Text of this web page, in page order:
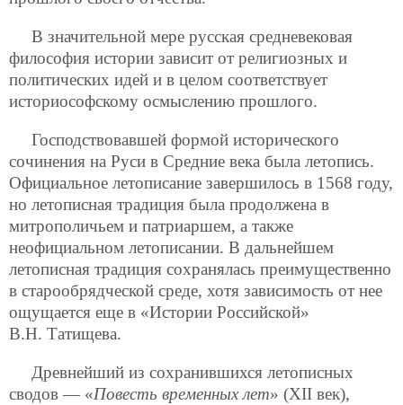
В значительной мере русская средневековая
философия истории зависит от религиозных и
политических идей и в целом соответствует
историософскому осмыслению прошлого.
Господствовавшей формой исторического
сочинения на Руси в Средние века была летопись.
Официальное летописание завершилось в 1568 году,
но летописная традиция была продолжена в
митрополичьем и патриаршем, а также
неофициальном летописании. В дальнейшем
летописная традиция сохранялась преимущественно
в старообрядческой среде, хотя зависимость от нее
ощущается еще в «Истории Российской»
В.Н. Татищева.
Древнейший из сохранившихся летописных
сводов — «Повесть временных лет» (XII век),